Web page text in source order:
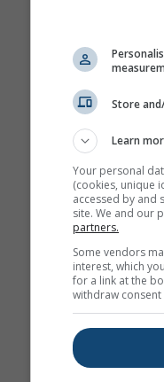
Store
Learn
Your personal
(cookies, unique
accessed by and
site. We and our
partners.
Some vendors
interest, which
for a link at the
withdraw